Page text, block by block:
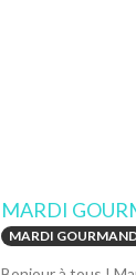
MARDI
MARDI